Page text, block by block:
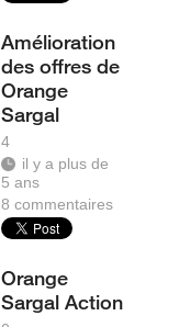
Amélioration
des offres de
Orange
Sargal
4
il y a plus de
5 ans
8commentaires
Orange
Sargal Action